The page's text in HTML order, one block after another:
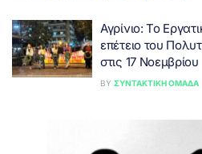
Αγρίνιο: Το
επέτειο του
στις 17 Νοεμβρίου
BY ΣΥΝΤΑΚΤΙΚΉ ΟΜΆΔΑ